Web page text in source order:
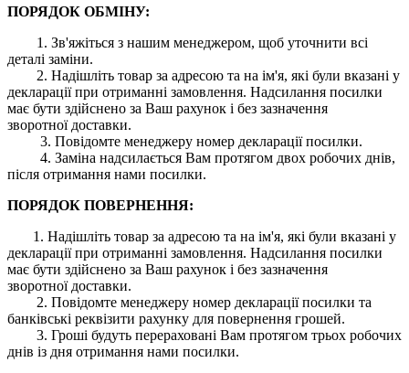
ПОРЯДОК ОБМІНУ:
1. Зв'яжіться з нашим менеджером, щоб уточнити всі
деталі заміни.
2. Надішліть товар за адресою та на ім'я, які були вказані у
декларації при отриманні замовлення. Надсилання посилки
має бути здійснено за Ваш рахунок і без зазначення
зворотної доставки.
3. Повідомте менеджеру номер декларації посилки.
4. Заміна надсилається Вам протягом двох робочих днів,
після отримання нами посилки.
ПОРЯДОК ПОВЕРНЕННЯ:
1. Надішліть товар за адресою та на ім'я, які були вказані у
декларації при отриманні замовлення. Надсилання посилки
має бути здійснено за Ваш рахунок і без зазначення
зворотної доставки.
2. Повідомте менеджеру номер декларації посилки та
банківські реквізити рахунку для повернення грошей.
3. Гроші будуть перераховані Вам протягом трьох робочих
днів із дня отримання нами посилки.